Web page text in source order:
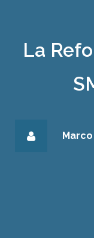
La
Marco